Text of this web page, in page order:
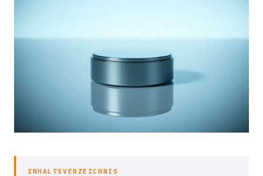
INHALTSVERZEICHNIS